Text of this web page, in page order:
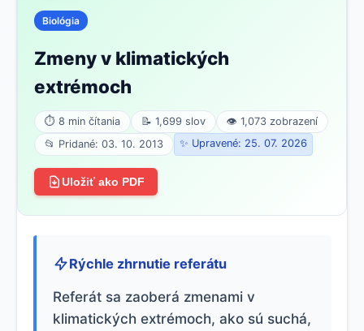
Biológia
Zmeny v klimatických
extrémoch
⏱ 8 min čítania 📝 1,699 slov
👁 1,073 zobrazení
📂 Pridané: 03. 10. 2013
✨ Upravené: 25. 07. 2026
Uložiť ako PDF
Rýchle zhrnutie referátu
Referát sa zaoberá zmenami v
klimatických extrémoch, ako sú suchá,